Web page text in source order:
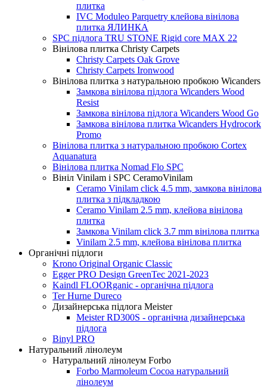
плитка
IVC Moduleo Parquetry клейова вінілова
плитка ЯЛИНКА
SPC підлога TRU STONE Rigid core MAX 22
Вінілова плитка Christy Carpets
Christy Carpets Oak Grove
Christy Carpets Ironwood
Вінілова плитка з натуральною пробкою Wicanders
Замкова вінілова підлога Wicanders Wood
Resist
Замкова вінілова підлога Wicanders Wood Go
Замкова вінілова плитка Wicanders Hydrocork
Promo
Вінілова плитка з натуральною пробкою Cortex
Aquanatura
Вінілова плитка Nomad Flo SPC
Вініл Vinilam і SPC CeramoVinilam
Ceramo Vinilam click 4.5 mm, замкова вінілова
плитка з підкладкою
Ceramo Vinilam 2.5 mm, клейова вінілова
плитка
Замкова Vinilam click 3.7 mm вінілова плитка
Vinilam 2.5 mm, клейова вінілова плитка
Органічні підлоги
Krono Original Organic Classic
Egger PRO Design GreenTec 2021-2023
Kaindl FLOORganic - органічна підлога
Ter Hurne Dureco
Дизайнерська підлога Meister
Meister RD300S - органічна дизайнерська
підлога
Binyl PRO
Натуральний лінолеум
Натуральний лінолеум Forbo
Forbo Marmoleum Cocoa натуральний
лінолеум